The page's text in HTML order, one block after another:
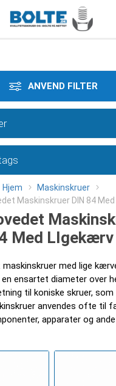
Hjem
Maskinskruer
Maskinskruer DIN 84
Med LIgekærv
maskinskruer med lige
en ensartet diameter over
til koniske skruer,
anvendes ofte til
apparater og
ANVEND FILTER